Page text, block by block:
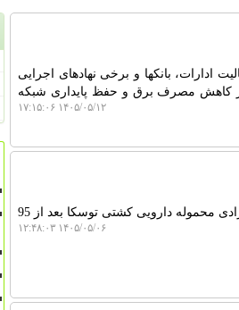
ادارات، بانکها و برخی نهادهای اجرایی
کاهش مصرف برق و حفظ پایداری شبکه
۱۴۰۵/۰۵/۱۲ ۱۷:۱۵:۰۶
لیمو بلاگ: معاون امور بین الملل و حقوق بشردوستانه جمعیت هلال احمر از آزادی محموله دارویی کشتی توسکا بعد از 95
۱۴۰۵/۰۵/۰۶ ۱۲:۴۸:۰۳